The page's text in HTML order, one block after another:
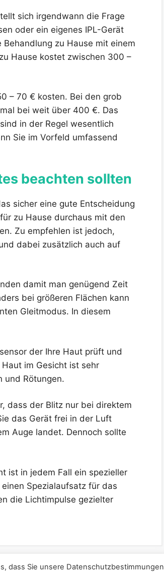
sich irgendwann die Frage
oder ein eigenes IPL-Gerät
zu Hause mit einem
Hause kostet zwischen 300 –
– 70 € kosten. Bei den grob
bei weit über 400 €. Das
in der Regel wesentlich
Sie im Vorfeld umfassend
beachten sollten
sicher eine gute Entscheidung
zu Hause durchaus mit den
Zu empfehlen ist jedoch,
dabei zusätzlich auch auf
damit man genügend Zeit
bei größeren Flächen kann
Gleitmodus. In diesem
der Ihre Haut prüft und
im Gesicht ist sehr
und Rötungen.
dass der Blitz nur bei direktem
das Gerät frei in der Luft
Auge landet. Dennoch sollte
ist in jedem Fall ein spezieller
Spezialaufsatz für das
die Lichtimpulse gezielter
© 2026 | fitgesern.de
dass Sie unsere Datenschutzbestimmungen